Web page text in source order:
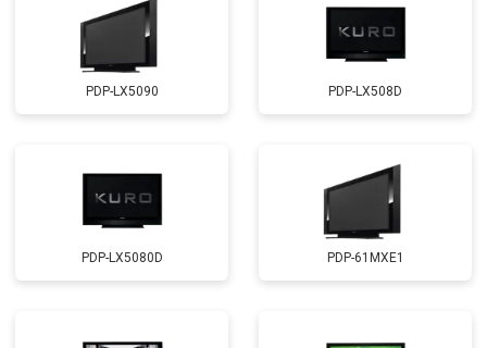
PDP-LX5090 PDP-LX508D
PDP-LX5080D PDP-61MXE1